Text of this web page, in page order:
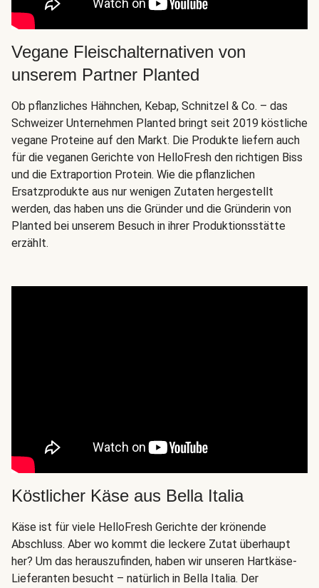
Vegane Fleischalternativen von
unserem Partner Planted
Ob pflanzliches Hähnchen, Kebap, Schnitzel & Co. – das
Schweizer Unternehmen Planted bringt seit 2019 köstliche
vegane Proteine auf den Markt. Die Produkte liefern auch
für die veganen Gerichte von HelloFresh den richtigen Biss
und die Extraportion Protein. Wie die pflanzlichen
Ersatzprodukte aus nur wenigen Zutaten hergestellt
werden, das haben uns die Gründer und die Gründerin von
Planted bei unserem Besuch in ihrer Produktionsstätte
erzählt.
Köstlicher Käse aus Bella Italia
Käse ist für viele HelloFresh Gerichte der krönende
Abschluss. Aber wo kommt die leckere Zutat überhaupt
her? Um das herauszufinden, haben wir unseren Hartkäse-
Lieferanten besucht – natürlich in Bella Italia. Der